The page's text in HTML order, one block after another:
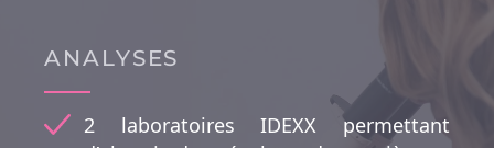
ANALYSES
2 laboratoires IDEXX permettant